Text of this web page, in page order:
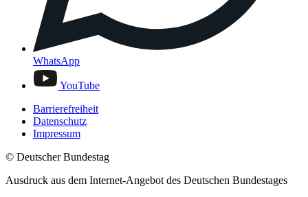
WhatsApp
YouTube
Barrierefreiheit
Datenschutz
Impressum
© Deutscher Bundestag
Ausdruck aus dem Internet-Angebot des Deutschen Bundestages